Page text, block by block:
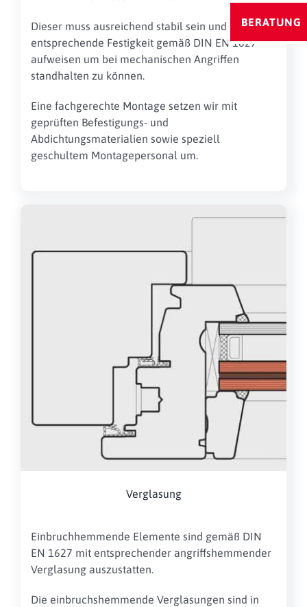
Dieser muss ausreichend stabil sein und eine
entsprechende Festigkeit gemäß DIN EN 1627
aufweisen um bei mechanischen Angriffen
standhalten zu können.
Eine fachgerechte Montage setzen wir mit
geprüften Befestigungs- und
Abdichtungsmaterialien sowie speziell
geschultem Montagepersonal um.
Verglasung
Einbruchhemmende Elemente sind gemäß DIN
EN 1627 mit entsprechender angriffshemmender
Verglasung auszustatten.
Die einbruchshemmende Verglasungen sind in
BERATUNG